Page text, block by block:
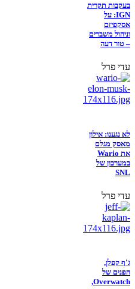
בעקבות תקרית
IGN: על
אסקפיזם
וניהול משברים
– טור דעה
עדי פרל
לא נגענו: אילון
מאסק מגלם
את Wario
במערכון של
SNL
עדי פרל
ג'ף קפלן,
הפנים של
Overwatch,